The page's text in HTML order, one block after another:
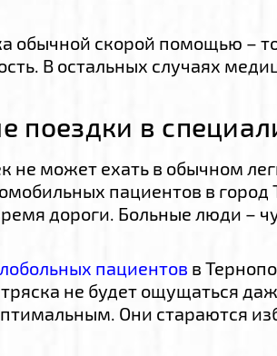
обычной скорой помощью –
В остальных случаях
поездки в
не может ехать в обычном
пациентов в
дороги. Больные люди –
пациентов в
не будет ощущаться
Они стараются